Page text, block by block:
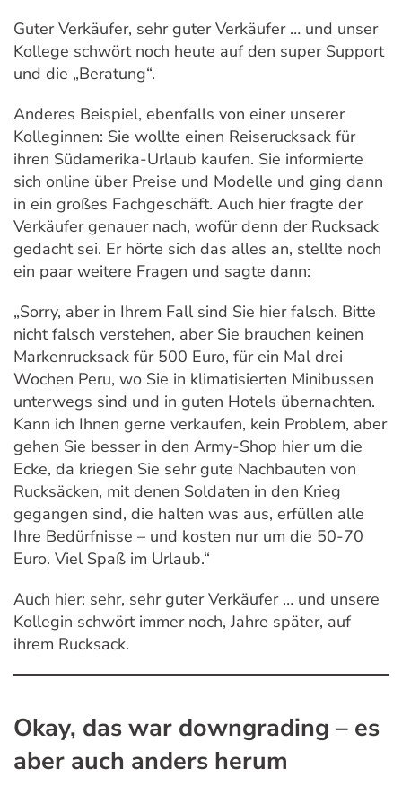
Guter Verkäufer, sehr guter Verkäufer … und unser
Kollege schwört noch heute auf den super Support
und die „Beratung“.
Anderes Beispiel, ebenfalls von einer unserer
Kolleginnen: Sie wollte einen Reiserucksack für
ihren Südamerika-Urlaub kaufen. Sie informierte
sich online über Preise und Modelle und ging dann
in ein großes Fachgeschäft. Auch hier fragte der
Verkäufer genauer nach, wofür denn der Rucksack
gedacht sei. Er hörte sich das alles an, stellte noch
ein paar weitere Fragen und sagte dann:
„Sorry, aber in Ihrem Fall sind Sie hier falsch. Bitte
nicht falsch verstehen, aber Sie brauchen keinen
Markenrucksack für 500 Euro, für ein Mal drei
Wochen Peru, wo Sie in klimatisierten Minibussen
unterwegs sind und in guten Hotels übernachten.
Kann ich Ihnen gerne verkaufen, kein Problem, aber
gehen Sie besser in den Army-Shop hier um die
Ecke, da kriegen Sie sehr gute Nachbauten von
Rucksäcken, mit denen Soldaten in den Krieg
gegangen sind, die halten was aus, erfüllen alle
Ihre Bedürfnisse – und kosten nur um die 50-70
Euro. Viel Spaß im Urlaub.“
Auch hier: sehr, sehr guter Verkäufer … und unsere
Kollegin schwört immer noch, Jahre später, auf
ihrem Rucksack.
Okay, das war downgrading – es
aber auch anders herum